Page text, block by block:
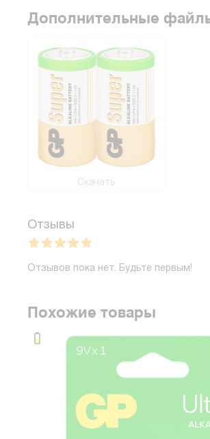
Дополнительные
Скачать
Отзывы
Отзывов пока нет. Будьте первым!
Похожие товары